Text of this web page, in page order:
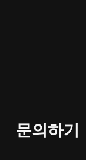
문의하기